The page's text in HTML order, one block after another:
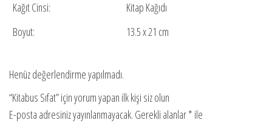
Kağıt Cinsi:
Kitap Kağıdı
Boyut:
13.5 x 21 cm
Henüz değerlendirme yapılmadı.
“Kitabus Sıfat” için yorum yapan ilk kişi siz olun
E-posta adresiniz yayınlanmayacak. Gerekli alanlar* ile